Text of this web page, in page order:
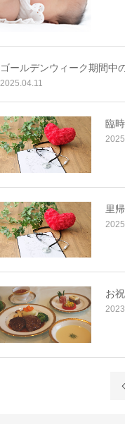
ゴールデンウィーク期間中
2025.04.11
臨
里
お